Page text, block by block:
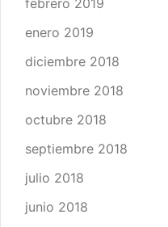
febrero 2019
enero 2019
diciembre 2018
noviembre 2018
octubre 2018
septiembre 2018
julio 2018
junio 2018